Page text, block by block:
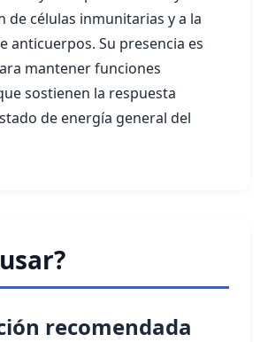
de células inmunitarias y a la
anticuerpos. Su presencia es
mantener funciones
sostienen la respuesta
de energía general del
recomendada